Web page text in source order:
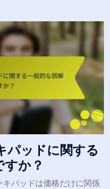
パッドに関する
すか？
パッドは価格だけに関係